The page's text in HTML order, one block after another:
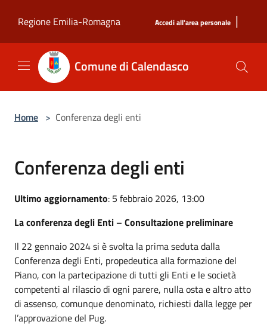
Regione Emilia-Romagna
Accedi all'area personale |
Comune di Calendasco
Home > Conferenza degli enti
Conferenza degli enti
Ultimo aggiornamento: 5 febbraio 2026, 13:00
La conferenza degli Enti – Consultazione preliminare
Il 22 gennaio 2024 si è svolta la prima sedutadalla
Conferenza degli Enti, propedeutica alla formazione del
Piano, con la partecipazione di tutti gli Enti e le società
competenti al rilascio di ogni parere, nulla osta e altro atto
di assenso, comunque denominato, richiesti dalla legge per
l’approvazione del Pug.